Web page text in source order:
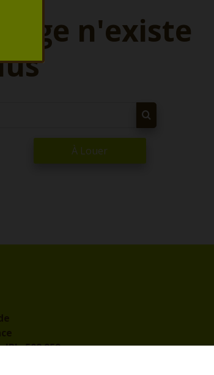
n'existe
À Louer
IPI :509.959